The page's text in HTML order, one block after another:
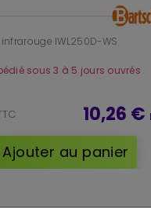
IWL250D-WS
sous 3 à 5 jours ouvrés
10,26 €
Ajouter au panier